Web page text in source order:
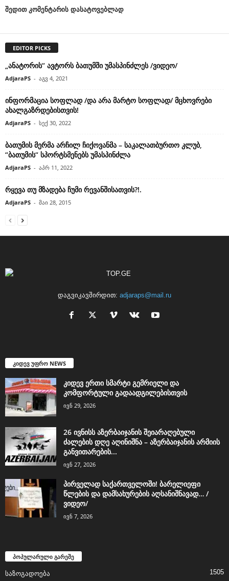
შედით კომენტარის დასატოვებლად
EDITOR PICKS
„ანატორის“ ავტორს ბათუმში უმასპინძლეს /ვიდეო/
AdjaraPS - აგვ 4, 2021
ინფორმაცია სოფლად /და არა მარტო სოფლად/ მცხოვრები
ახალგაზრდებისთვის!
AdjaraPS - სექ 30, 2022
ბათუმის მერმა არჩილ ჩიქოვანმა – საკალათბურთო კლუბ,
“ბათუმის“ სპორტსმენებს უმასპინძლა
AdjaraPS - აპრ 11, 2022
რყევა თუ მზადება ჩუმი რევანშისათვის?!.
AdjaraPS - მაი 28, 2015
დაგვიკავშირდით: adjaraps@mail.ru
კიდევ უფრო NEWS
კიდევ ერთი სმარტი გემრიელი და
კომფორტული გადაადგილებისთვის
ივნ 29, 2026
26 ივნისს აზერბაიჯანის შეიარაღებული
ძალების დღე აღინიშნა – აზერბაიჯანის არმიის
განვითარების...
ივნ 27, 2026
პირველად საქართველოში! ბარელიეფი
წლების და დამსახურების აღსანიშნავად… /
ვიდეო/
ივნ 7, 2026
პოპულარული გარეშე
საზოგადოება 1505